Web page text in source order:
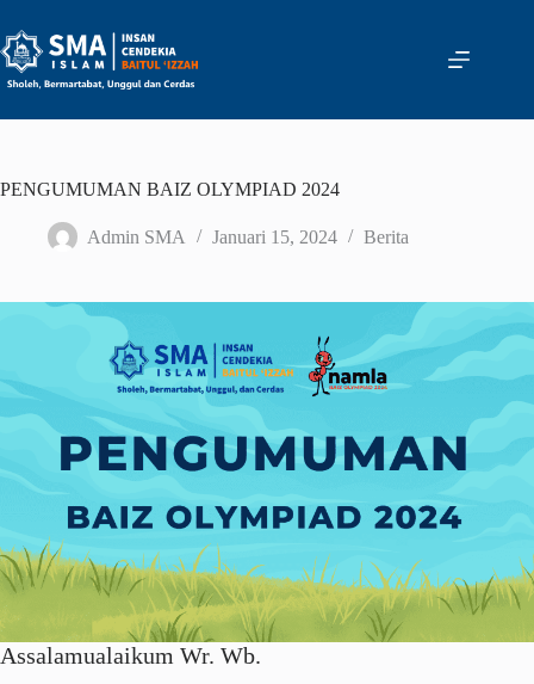
content
PENGUMUMAN BAIZ OLYMPIAD 2024
Admin SMA Januari 15, 2024 Berita
Assalamualaikum Wr. Wb.